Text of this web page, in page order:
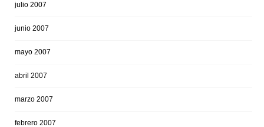
julio 2007
junio 2007
mayo 2007
abril 2007
marzo 2007
febrero 2007